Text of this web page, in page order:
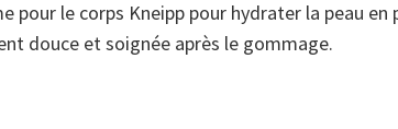
le corps Kneipp pour hydrater la peau
douce et soignée après le gommage.